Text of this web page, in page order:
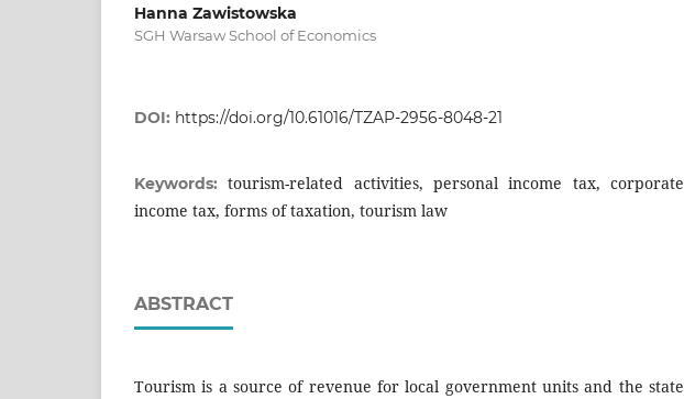
Hanna Zawistowska
SGH Warsaw School of Economics
DOI: https://doi.org/10.61016/TZAP-2956-8048-21
Keywords:tourism-related activities, personal income tax, corporate
income tax, forms of taxation, tourism law
ABSTRACT
Tourism is a source of revenue for local government units and the state